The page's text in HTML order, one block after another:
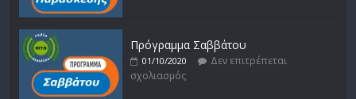
Πρόγραμμα Σαββάτου
01/10/2020
Δεν επιτρέπεται
σχολιασμός